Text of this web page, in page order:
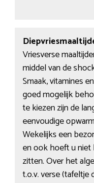
Vriesverse
middel van de
Smaak, vitamines
goed mogelijk
te kiezen zijn de
eenvoudige
Wekelijks een
en ook hoeft u niet
zitten. Over het
t.o.v. verse (tafeltje